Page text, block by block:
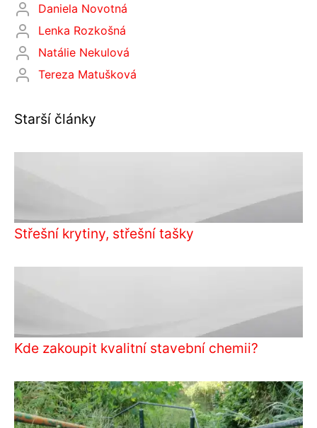
Daniela Novotná
Lenka Rozkošná
Natálie Nekulová
Tereza Matušková
Starší články
Střešní krytiny, střešní tašky
Kde zakoupit kvalitní stavební chemii?